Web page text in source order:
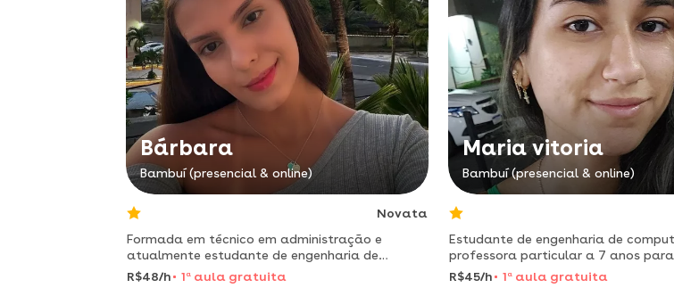
Bárbara
Bambuí (presencial & online)
Novata
Formada em técnico em administração e
atualmente estudante de engenharia de
produção.
R$48/h 1 a aula gratuita
Maria vitoria
Bambuí (presencial & online)
Estudante de engenharia de
professora particular a 7 anos
adolescentes.
R$45/h 1 a aula gratuita